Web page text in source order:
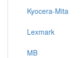
Kyocera-Mita
Lexmark
MB